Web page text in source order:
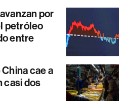
por
petróleo
entre
cae a
casi dos